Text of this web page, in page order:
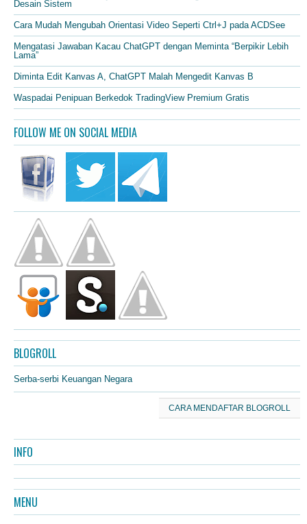
Desain Sistem
Cara Mudah Mengubah Orientasi Video Seperti Ctrl+J pada ACDSee
Mengatasi Jawaban Kacau ChatGPT dengan Meminta “Berpikir Lebih
Lama”
Diminta Edit Kanvas A, ChatGPT Malah Mengedit Kanvas B
Waspadai Penipuan Berkedok TradingView Premium Gratis
FOLLOW ME ON SOCIAL MEDIA
BLOGROLL
Serba-serbi Keuangan Negara
CARA MENDAFTAR BLOGROLL
INFO
MENU